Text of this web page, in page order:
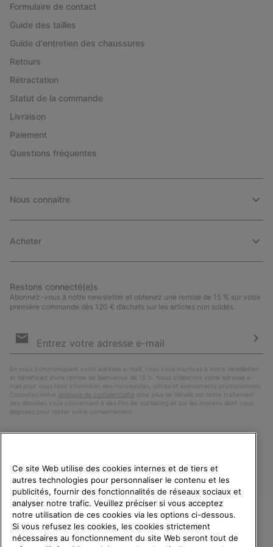
Formulaire de contact
Guide des tailles
Guide d'entretien des chaussures
Retours
Rétractation
Statut de la commande
Livraison
Paiement
Questions fréquentes
Nous connaitre
Acheter
Restons connecté(e)s
Abonnez-vous à notre newsletter et obtenez une remise de 15 % sur votre
première commande dès 120 € d’achats sur les articles non soldés.
par
En nous communiquant votre adresse e-mail, vous vous inscrivez à notre newsletter
et bénéficiez d’une remise de bienvenue de 15 %. Nous utiliserons votre adresse e-
mail pour vous tenir informé(e) des nouveautés, offres et événements promotionnels.
Consultez notre politique de confidentialité pour plus de détails sur notre traitement
des données vous concernant à des fins de marketing et sur les moyens dont vous
disposez pour retirer votre consentement.
France
BIENVENUE CHEZ SOREL.
Ce site Web utilise des cookies internes et de tiers et
autres technologies pour personnaliser le contenu et les
publicités, fournir des fonctionnalités de réseaux sociaux et
analyser notre trafic. Veuillez préciser si vous acceptez
notre utilisation de ces cookies via les options ci-dessous.
Si vous refusez les cookies, les cookies strictement
nécessaires au fonctionnement du site Web seront tout de